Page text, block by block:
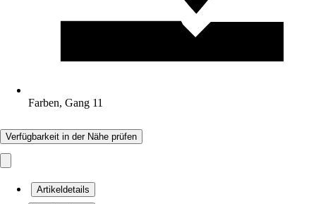
Farben, Gang 11
Verfügbarkeit in der Nähe prüfen
Artikeldetails